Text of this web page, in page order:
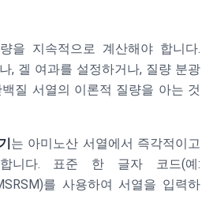
을 지속적으로 계산해야 합니다.
, 겔 여과를 설정하거나, 질량 분광
질 서열의 이론적 질량을 아는 것
는 아미노산 서열에서 즉각적이고
니다. 표준 한 글자 코드(예:
를 사용하여 서열을 입력하